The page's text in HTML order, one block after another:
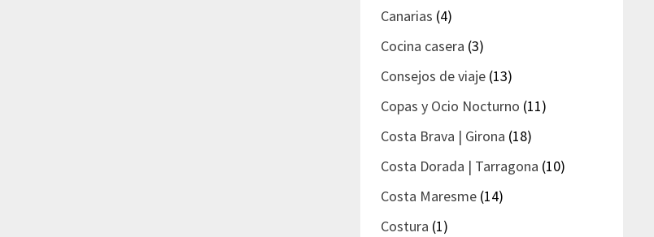
Canarias (4)
Cocina casera (3)
Consejos de viaje (13)
Copas y Ocio Nocturno (11)
Costa Brava | Girona (18)
Costa Dorada | Tarragona (10)
Costa Maresme (14)
Costura (1)